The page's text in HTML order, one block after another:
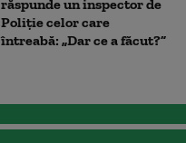
răspunde un inspector de
Poliție celor care
întreabă: „Dar ce a făcut?”